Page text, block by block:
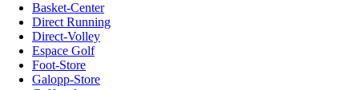
Basket-Center
Direct Running
Direct-Volley
Espace Golf
Foot-Store
Galopp-Store